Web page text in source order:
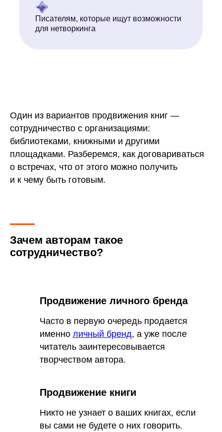
Писателям, которые ищут возможности
для нетворкинга
Один из вариантов продвижения книг —
сотрудничество с организациями:
библиотеками, книжными и другими
площадками. Разберемся, как договариваться
о встречах, что от этого можно получить
и к чему быть готовым.
Зачем авторам такое
сотрудничество?
Продвижение личного бренда
Часто в первую очередь продается
именно личный бренд, а уже после
читатель заинтересовывается
творчеством автора.
Продвижение книги
Никто не узнает о ваших книгах, если
вы сами не будете о них говорить.